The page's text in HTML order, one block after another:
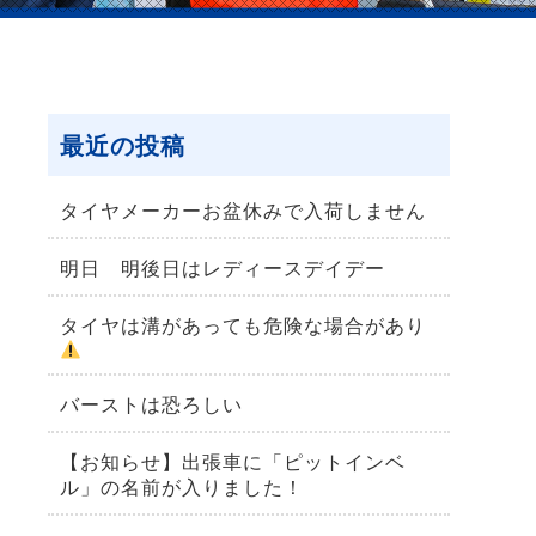
最近の投稿
タイヤメーカーお盆休みで入荷しません
明日 明後日はレディースデイデー
タイヤは溝があっても危険な場合があり
バーストは恐ろしい
【お知らせ】出張車に「ピットインベ
ル」の名前が入りました！